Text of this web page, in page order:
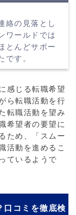
絡の見落とし
ワールドでは
とんどサポー
です。
感じる転職希望
ら転職活動を行
転職活動を望み
希望者の要望に
ため、「スムー
活動を進めるこ
ているようで
口コミを徹底検